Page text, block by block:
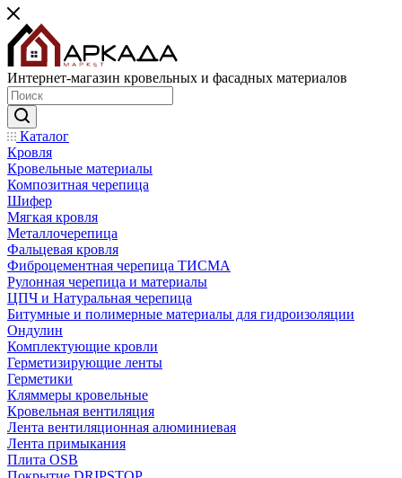
Интернет-магазин кровельных и фасадных материалов
Каталог
Кровля
Кровельные материалы
Композитная черепица
Шифер
Мягкая кровля
Металлочерепица
Фальцевая кровля
Фиброцементная черепица ТИСМА
Рулонная черепица и материалы
ЦПЧ и Натуральная черепица
Битумные и полимерные материалы для гидроизоляции
Ондулин
Комплектующие кровли
Герметизирующие ленты
Герметики
Кляммеры кровельные
Кровельная вентиляция
Лента вентиляционная алюминиевая
Лента примыкания
Плита OSB